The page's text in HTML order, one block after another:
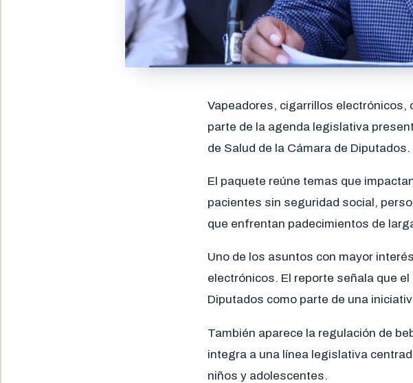
Vapeadores, cigarrillos electrónicos,
parte de la agenda legislativa
de Salud de la Cámara de Diputados.
El paquete reúne temas que
pacientes sin seguridad social,
que enfrentan padecimientos de
Uno de los asuntos con mayor
electrónicos. El reporte señala que
Diputados como parte de una
También aparece la regulación de
integra a una línea legislativa
niños y adolescentes.